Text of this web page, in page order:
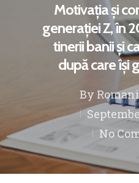
Motivația și
generației Z, în
tinerii banii și
după care își
By
No